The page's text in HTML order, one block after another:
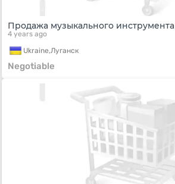
Продажа музыкального инструмента
4 years ago
Ukraine,Луганск
Negotiable